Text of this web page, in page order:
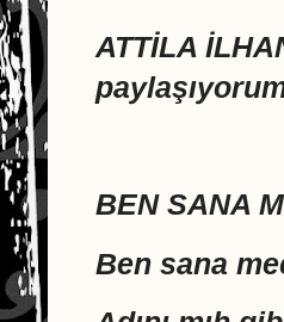
ATTİLA
BEN SANA
Ben sana